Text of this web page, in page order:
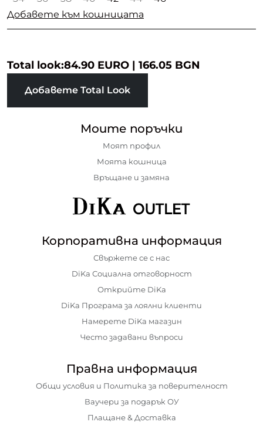
Добавете към кошницата
Total look:84.90 EURO | 166.05 BGN
Добавете Total Look
Моите поръчки
Моят профил
Моята кошница
Връщане и замяна
Корпоративна информация
Свържете се с нас
DiKa Социална отговорност
Открийте DiKa
DiKa Програма за лоялни клиенти
Намерете DiKa магазин
Често задавани въпроси
Правна информация
Общи условия и Политика за поверителност
Ваучери за подарък ОУ
Плащане & Доставка